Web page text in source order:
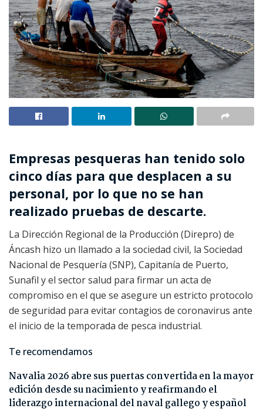
Empresas pesqueras han tenido solo
cinco días para que desplacen a su
personal, por lo que no se han
realizado pruebas de descarte.
La Dirección Regional de la Producción (Direpro) de
Áncash hizo un llamado a la sociedad civil, la Sociedad
Nacional de Pesquería (SNP), Capitanía de Puerto,
Sunafil y el sector salud para firmar un acta de
compromiso en el que se asegure un estricto protocolo
de seguridad para evitar contagios de coronavirus ante
el inicio de la temporada de pesca industrial.
Te recomendamos
Navalia 2026 abre sus puertas convertida en la mayor
edición desde su nacimiento y reafirmando el
liderazgo internacional del naval gallego y español